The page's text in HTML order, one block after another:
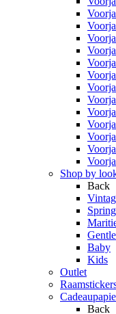
Shop by
Back
Spring
Baby
Kids
Outlet
Back